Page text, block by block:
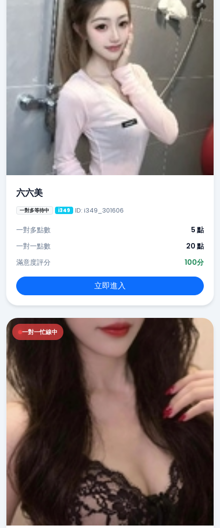
六六美
一對多等待中 i349 ID: i349_301606
一對多點數
5 點
一對一點數
20 點
滿意度評分
100分
立即進入
一對一忙線中